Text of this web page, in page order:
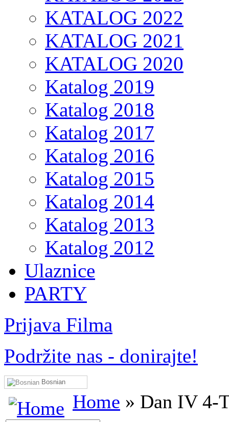
KATALOG 2022
KATALOG 2021
KATALOG 2020
Katalog 2019
Katalog 2018
Katalog 2017
Katalog 2016
Katalog 2015
Katalog 2014
Katalog 2013
Katalog 2012
Ulaznice
PARTY
Prijava Filma
Podržite nas - donirajte!
Bosnian
Home » Dan IV 4-